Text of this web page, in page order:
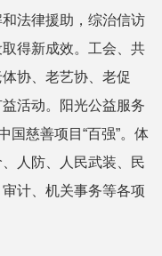
法律援助，综治信访
得新成效。工会、共
协、老艺协、老促
活动。阳光公益服务
国慈善项目“百强”。体
人防、人民武装、民
计、机关事务等各项